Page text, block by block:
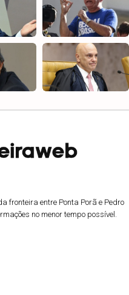
fronteira entre Ponta Porã e Pedro
no menor tempo possível.